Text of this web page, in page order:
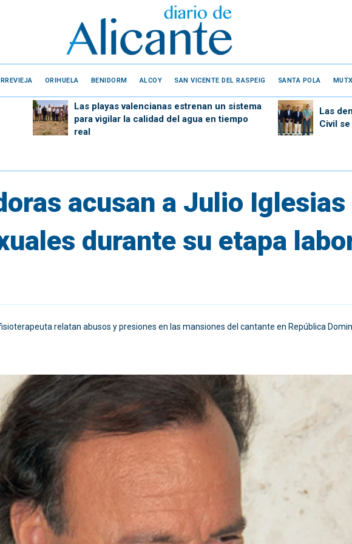
ORIHUELA BENIDORM ALCOY SAN VICENTE DEL RASPEIG SANTA POLA
Las playas valencianas estrenan un sistema
para vigilar la calidad del agua en tiempo
real
Las
Civil
acusan a Julio Iglesias
durante su etapa
relatan abusos y presiones en las mansiones del cantante en República